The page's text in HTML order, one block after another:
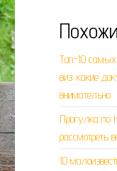
Топ-10 самых
виз: какие
внимательно
Прогулка по
рассмотреть
10